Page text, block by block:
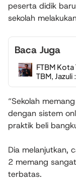
peserta didik
sekolah
Baca Juga
FTBM
TBM,
“Sekolah
dengan sistem
praktik beli
Dia melanjutkan,
2 memang
terbatas.